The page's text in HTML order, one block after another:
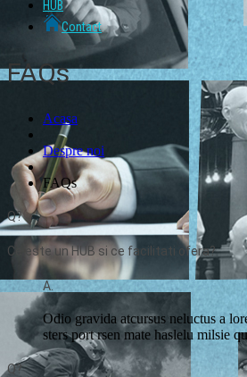
HUB
Contact
FAQs
Acasa
Despre noi
FAQs
Q?
Ce este un HUB si ce facilitati ofera?
A.
Odio gravida atcursus neluctus a
sters port rsen mate haslelu milsie
Q?